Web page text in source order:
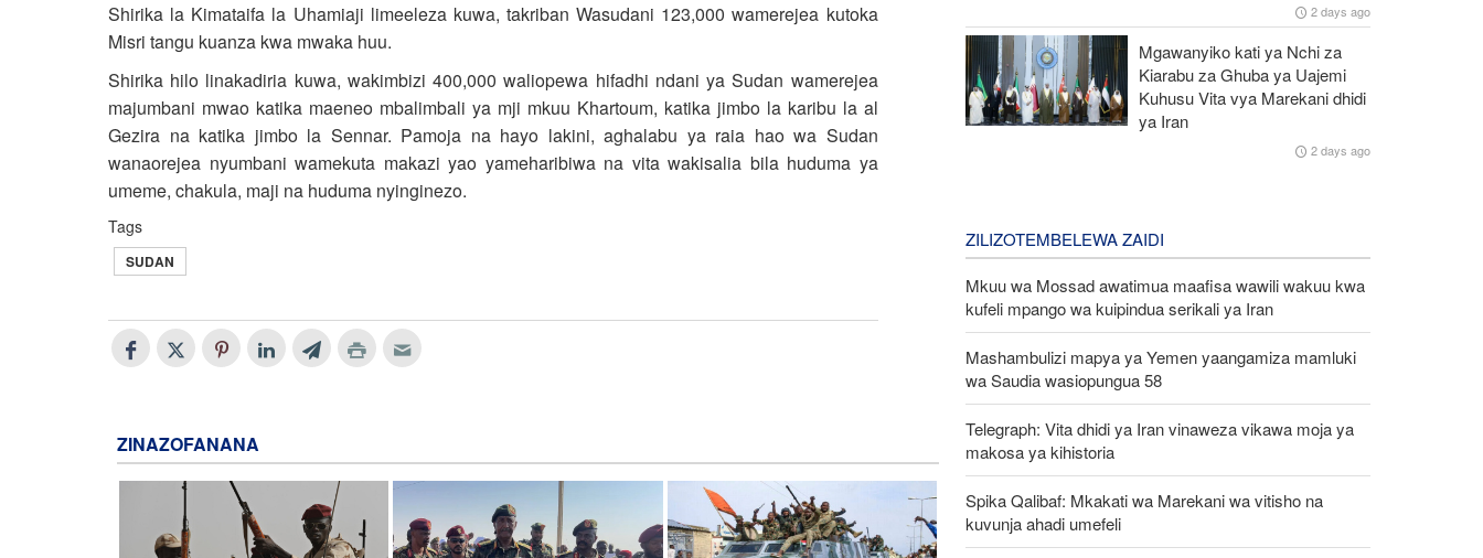
Shirika la Kimataifa la Uhamiaji limeeleza kuwa, takriban Wasudani 123,000 wamerejea kutoka
Misri tangu kuanza kwa mwaka huu.
Shirika hilo linakadiria kuwa, wakimbizi 400,000 waliopewa hifadhi ndani ya Sudan wamerejea
majumbani mwao katika maeneo mbalimbali ya mji mkuu Khartoum, katika jimbo la karibu la al
Gezira na katika jimbo la Sennar. Pamoja na hayo lakini, aghalabu ya raia hao wa Sudan
wanaorejea nyumbani wamekuta makazi yao yameharibiwa na vita wakisalia bila huduma ya
umeme, chakula, maji na huduma nyinginezo.
Tags
SUDAN
ZINAZOFANANA
2 days ago
Mgawanyiko kati ya Nchi za
Kiarabu za Ghuba ya Uajemi
Kuhusu Vita vya Marekani dhidi
ya Iran
2 days ago
ZILIZOTEMBELEWA ZAIDI
Mkuu wa Mossad awatimua maafisa wawili wakuu kwa
kufeli mpango wa kuipindua serikali ya Iran
Mashambulizi mapya ya Yemen yaangamiza mamluki
wa Saudia wasiopungua 58
Telegraph: Vita dhidi ya Iran vinaweza vikawa moja ya
makosa ya kihistoria
Spika Qalibaf: Mkakati wa Marekani wa vitisho na
kuvunja ahadi umefeli